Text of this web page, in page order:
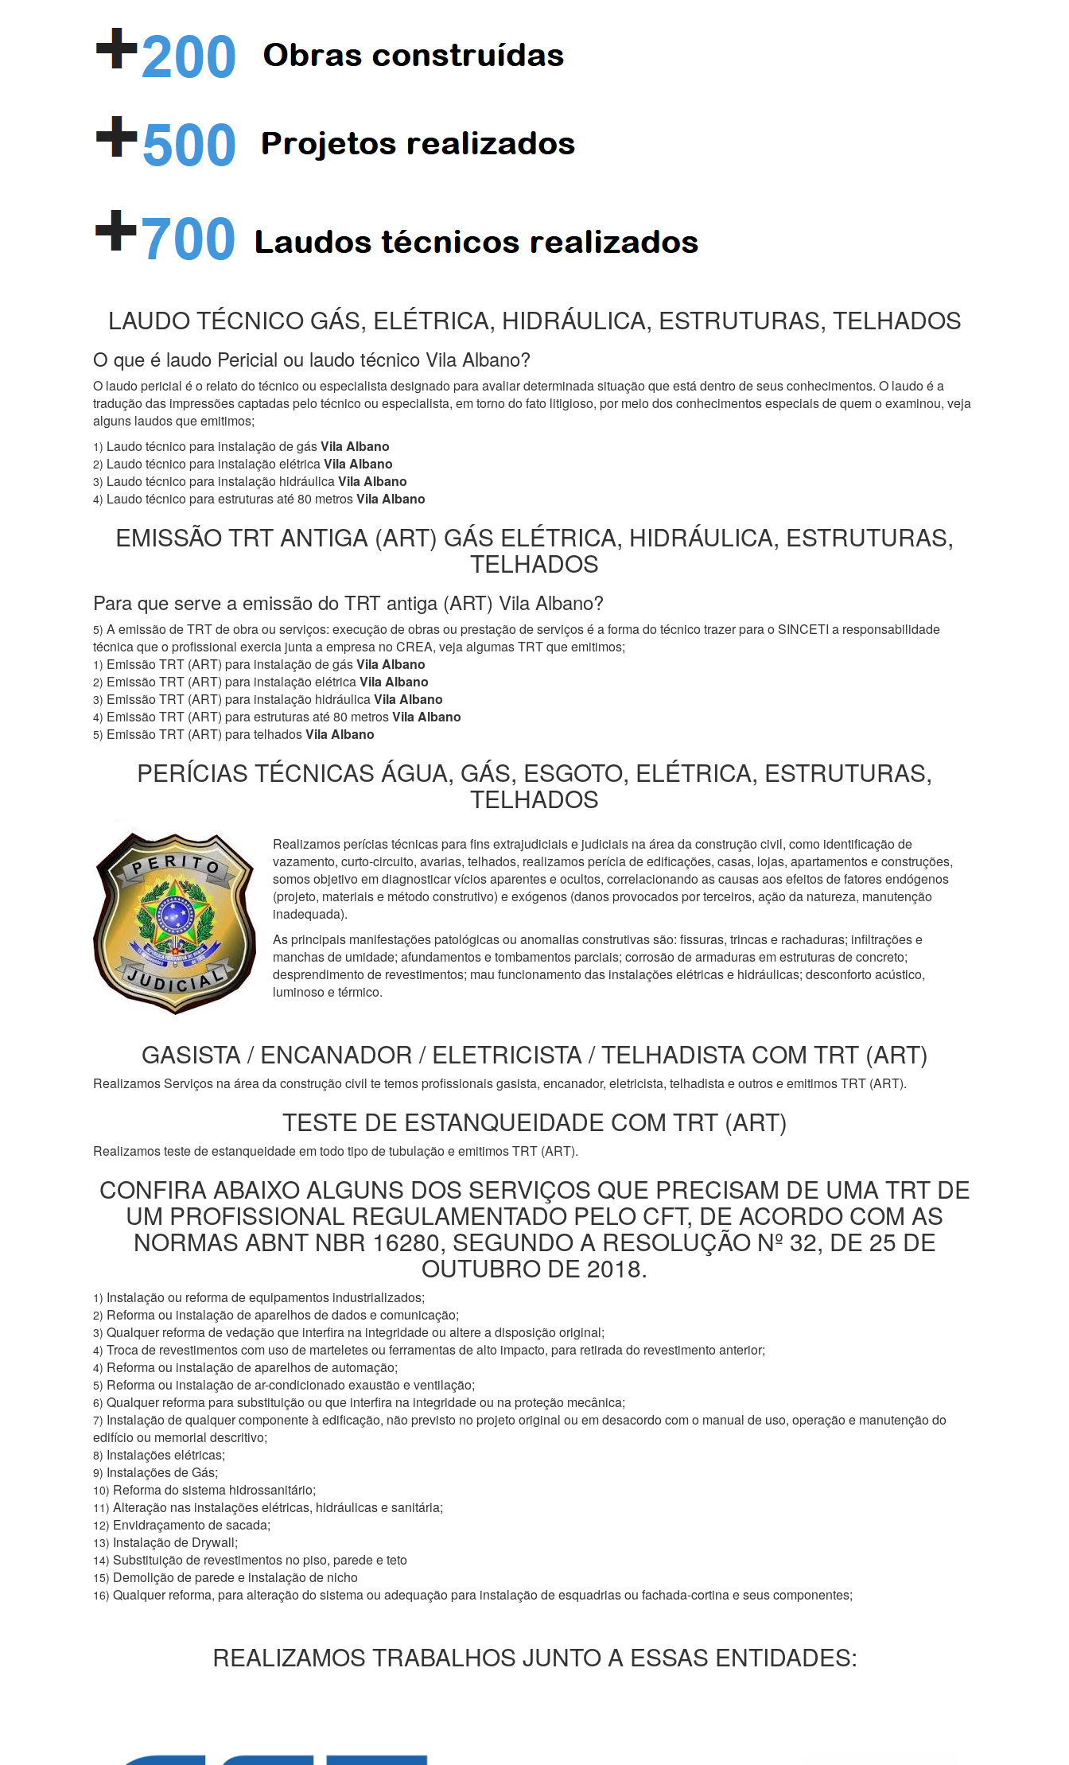
LAUDO TÉCNICO GÁS, ELÉTRICA, HIDRÁULICA, ESTRUTURAS, TELHADOS
O que é laudo Pericial ou laudo técnico Vila Albano?
O laudo pericial é o relato do técnico ou especialista designado para avaliar determinada situação que está dentro de seus conhecimentos. O laudo é a
tradução das impressões captadas pelo técnico ou especialista, em torno do fato litigioso, por meio dos conhecimentos especiais de quem o examinou, veja
alguns laudos que emitimos;
1) Laudo técnico para instalação de gásVila Albano
2) Laudo técnico para instalação elétricaVila Albano
3) Laudo técnico para instalação hidráulicaVila Albano
4) Laudo técnico para estruturas até 80 metrosVila Albano
EMISSÃO TRT ANTIGA (ART) GÁS ELÉTRICA, HIDRÁULICA, ESTRUTURAS,
TELHADOS
Para que serve a emissão do TRT antiga (ART) Vila Albano?
5) A emissão de TRT de obra ou serviços: execução de obras ou prestação de serviços é a forma do técnico trazer para o SINCETI a responsabilidade
técnica que o profissional exercia junta a empresa no CREA, veja algumas TRT que emitimos;
1) Emissão TRT (ART) para instalação de gásVila Albano
2) Emissão TRT (ART) para instalação elétricaVila Albano
3) Emissão TRT (ART) para instalação hidráulicaVila Albano
4) Emissão TRT (ART) para estruturas até 80 metrosVila Albano
5) Emissão TRT (ART) para telhadosVila Albano
PERÍCIAS TÉCNICAS ÁGUA, GÁS, ESGOTO, ELÉTRICA, ESTRUTURAS,
TELHADOS
Realizamos perícias técnicas para fins extrajudiciais e judiciais na área da construção civil, como identificação de
vazamento, curto-circuito, avarias, telhados, realizamos perícia de edificações, casas, lojas, apartamentos e construções,
somos objetivo em diagnosticar vícios aparentes e ocultos, correlacionando as causas aos efeitos de fatores endógenos
(projeto, materiais e método construtivo) e exógenos (danos provocados por terceiros, ação da natureza, manutenção
inadequada).
As principais manifestações patológicas ou anomalias construtivas são: fissuras, trincas e rachaduras; infiltrações e
manchas de umidade; afundamentos e tombamentos parciais; corrosão de armaduras em estruturas de concreto;
desprendimento de revestimentos; mau funcionamento das instalações elétricas e hidráulicas; desconforto acústico,
luminoso e térmico.
GASISTA / ENCANADOR / ELETRICISTA / TELHADISTA COM TRT (ART)
Realizamos Serviços na área da construção civil te temos profissionais gasista, encanador, eletricista, telhadista e outros e emitimos TRT (ART).
TESTE DE ESTANQUEIDADE COM TRT (ART)
Realizamos teste de estanqueidade em todo tipo de tubulação e emitimos TRT (ART).
CONFIRA ABAIXO ALGUNS DOS SERVIÇOS QUE PRECISAM DE UMA TRT DE
UM PROFISSIONAL REGULAMENTADO PELO CFT, DE ACORDO COM AS
NORMAS ABNT NBR 16280, SEGUNDO A RESOLUÇÃO Nº 32, DE 25 DE
OUTUBRO DE 2018.
1) Instalação ou reforma de equipamentos industrializados;
2) Reforma ou instalação de aparelhos de dados e comunicação;
3) Qualquer reforma de vedação que interfira na integridade ou altere a disposição original;
4) Troca de revestimentos com uso de marteletes ou ferramentas de alto impacto, para retirada do revestimento anterior;
4) Reforma ou instalação de aparelhos de automação;
5) Reforma ou instalação de ar-condicionado exaustão e ventilação;
6) Qualquer reforma para substituição ou que interfira na integridade ou na proteção mecânica;
7) Instalação de qualquer componente à edificação, não previsto no projeto original ou em desacordo com o manual de uso, operação e manutenção do
edifício ou memorial descritivo;
8) Instalações elétricas;
9) Instalações de Gás;
10) Reforma do sistema hidrossanitário;
11) Alteração nas instalações elétricas, hidráulicas e sanitária;
12) Envidraçamento de sacada;
13) Instalação de Drywall;
14) Substituição de revestimentos no piso, parede e teto
15) Demolição de parede e instalação de nicho
16) Qualquer reforma, para alteração do sistema ou adequação para instalação de esquadrias ou fachada-cortina e seus componentes;
REALIZAMOS TRABALHOS JUNTO A ESSAS ENTIDADES: